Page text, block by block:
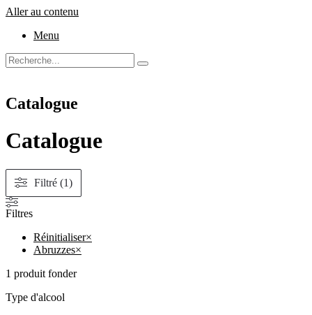
Aller au contenu
Menu
Catalogue
Catalogue
Filtré (1)
Filtres
Réinitialiser×
Abruzzes×
1 produit fonder
Type d'alcool